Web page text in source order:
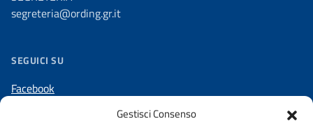
Gestisci Consenso
segreteria@ording.gr.it
SEGUICI SU
Facebook